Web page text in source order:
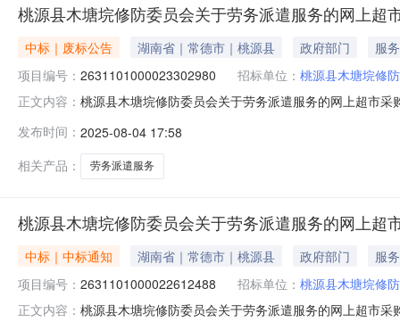
桃源县木塘垸修防委员会关于劳务派遣服务的网上超
中标｜废标公告 湖南省｜常德市｜桃源县 政府部门
服务
项目编号： 2631101000023302980 招标单位： 桃源县木塘垸修
正文内容： 桃源县木塘垸修防委员会关于劳务派遣服务的网上超市
重新下单补充说明:信息填写-错误八、其他事项：九、联
构名称：地址：联系人：联
发布时间： 2025-08-04 17:58
相关产品：
劳务派遣服务
桃源县木塘垸修防委员会关于劳务派遣服务的网上超
中标｜中标通知 湖南省｜常德市｜桃源县 政府部门
服务
项目编号： 2631101000022612488 招标单位： 桃源县木塘垸修
正文内容： 桃源县木塘垸修防委员会关于劳务派遣服务的网上超市